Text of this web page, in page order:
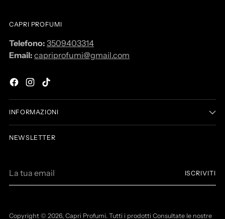
CAPRI PROFUMI
Telefono: 3509403314
Email: capriprofumi@gmail.com
INFORMAZIONI
NEWSLETTER
a
a
ISCRIVITI
Copyright © 2026, Capri Profumi. Tutti i prodotti Consultate le nostre